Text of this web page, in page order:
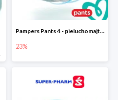
Pampers Pants 4 - pieluchomajtki dla dzieci (9-15kg)
23%